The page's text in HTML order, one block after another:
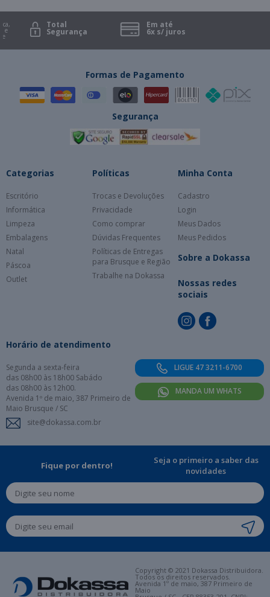
Total
Segurança
Em até
6x s/ juros
Formas de Pagamento
Segurança
Categorias
Escritório
Informática
Limpeza
Embalagens
Natal
Páscoa
Outlet
Políticas
Trocas e Devoluções
Privacidade
Como comprar
Dúvidas Frequentes
Políticas de Entregas
para Brusque e Região
Trabalhe na Dokassa
Minha Conta
Cadastro
Login
Meus Dados
Meus Pedidos
Sobre a Dokassa
Nossas redes
sociais
Horário de atendimento
Segunda a sexta-feira
das 08h00 às 18h00 Sabádo
das 08h00 às 12h00.
Avenida 1º de maio, 387 Primeiro de
Maio Brusque / SC
site@dokassa.com.br
LIGUE 47 3211-6700
MANDA UM WHATS
Fique por dentro!
Seja o primeiro a saber das
novidades
Copyright © 2021 Dokassa Distribuidora.
Todos os direitos reservados.
Avenida 1º de maio, 387 Primeiro de
Maio